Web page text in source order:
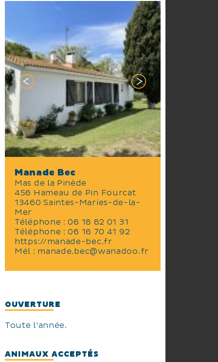
Manade Bec
Mas de la Pinède
456 Hameau de Pin Fourcat
13460 Saintes-Maries-de-la-
Mer
Téléphone :06 18 82 01 31
Téléphone :06 16 70 41 92
https://manade-bec.fr
Mél : manade.bec@wanadoo.fr
OUVERTURE
Toute l'année.
ANIMAUX ACCEPTÉS